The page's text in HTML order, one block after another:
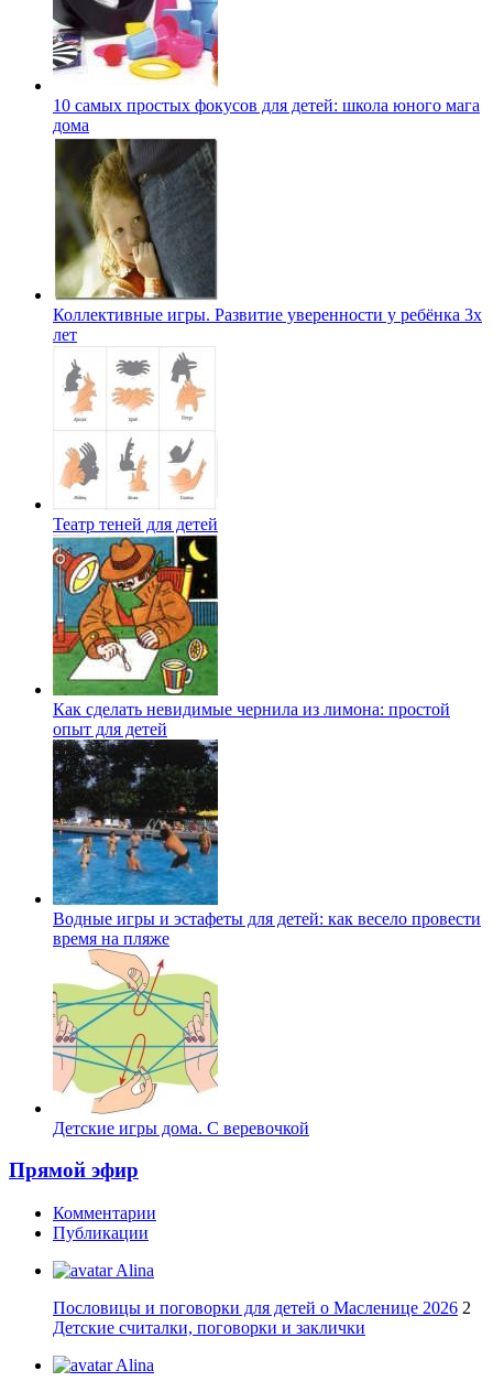
10 самых простых фокусов для детей: школа юного мага
дома
Коллективные игры. Развитие уверенности у ребёнка 3х
лет
Театр теней для детей
Как сделать невидимые чернила из лимона: простой
опыт для детей
Водные игры и эстафеты для детей: как весело провести
время на пляже
Детские игры дома. С веревочкой
Прямой эфир
Комментарии
Публикации
Alina
Пословицы и поговорки для детей о Масленице 2026 2
Детские считалки, поговорки и заклички
Alina